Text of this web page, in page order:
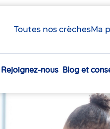
Toutes nos crèchesMa
Navigation
Rejoignez-nous Blog et